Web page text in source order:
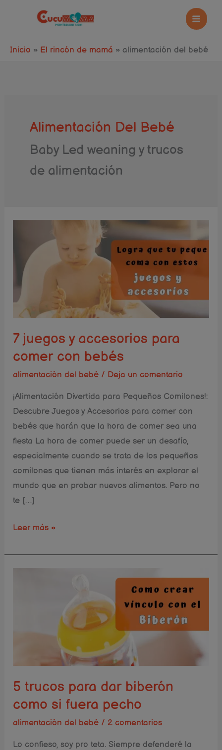
Inicio
El rincón de mamá alimentación del bebé
Alimentación Del Bebé
Baby Led weaning y trucos
de alimentación
7 juegos y accesorios para
comer con bebés
alimentación del bebé / Deja un comentario
¡Alimentación Divertida para Pequeños Comilones!:
Descubre Juegos y Accesorios para comer con
bebés que harán que la hora de comer sea una
fiesta La hora de comer puede ser un desafío,
especialmente cuando se trata de los pequeños
comilones que tienen más interés en explorar el
mundo que en probar nuevos alimentos. Pero no
te […]
accesorios
para
comer
con
Leer más »
5 trucos para dar biberón
como si fuera pecho
alimentación del bebé / 2 comentarios
Lo confieso, soy pro teta. Siempre defenderé la
biberón
si
pecho